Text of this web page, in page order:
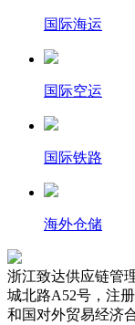
国际海运
国际空运
国际铁路
海外仓储
浙江致达供应链管
城北路A52号，注
和国对外贸易经济